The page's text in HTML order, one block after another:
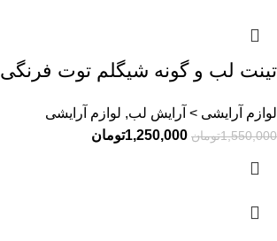
تینت لب و گونه شیگلم توت فرنگی
لوازم آرایشی > آرایش لب, لوازم آرایشی
1,550,000تومان 1,250,000تومان